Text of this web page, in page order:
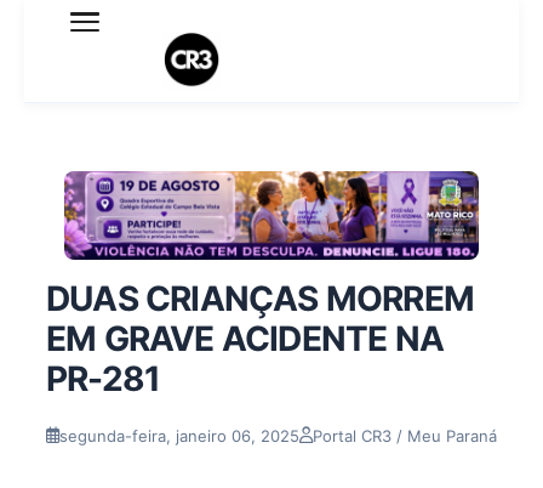
Expediente
Termo de Uso
Sobre o blog
DUAS CRIANÇAS MORREM
EM GRAVE ACIDENTE NA
PR-281
segunda-feira, janeiro 06, 2025 Portal CR3 / Meu Paraná